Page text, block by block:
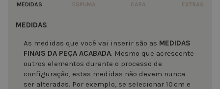
MEDIDAS ESPUMA CAPA EXTRAS
MEDIDAS
As medidas que você vai inserir são as MEDIDAS
FINAIS DA PEÇA ACABADA. Mesmo que acrescente
outros elementos durante o processo de
configuração, estas medidas não devem nunca
ser alteradas. Por exemplo, se selecionar 10 cm e